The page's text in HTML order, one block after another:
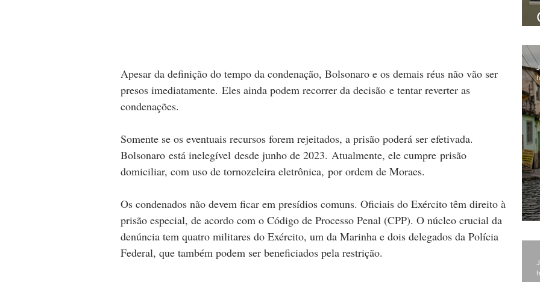
Apesar da definição do tempo da condenação, Bolsonaro e os demais réus não vão ser
presos imediatamente. Eles ainda podem recorrer da decisão e tentar reverter as
condenações.
Somente se os eventuais recursos forem rejeitados, a prisão poderá ser efetivada.
Bolsonaro está inelegível desde junho de 2023. Atualmente, ele cumpre prisão
domiciliar, com uso de tornozeleira eletrônica, por ordem de Moraes.
Os condenados não devem ficar em presídios comuns. Oficiais do Exército têm direito à
prisão especial, de acordo com o Código de Processo Penal (CPP). O núcleo crucial da
denúncia tem quatro militares do Exército, um da Marinha e dois delegados da Polícia
Federal, que também podem ser beneficiados pela restrição.